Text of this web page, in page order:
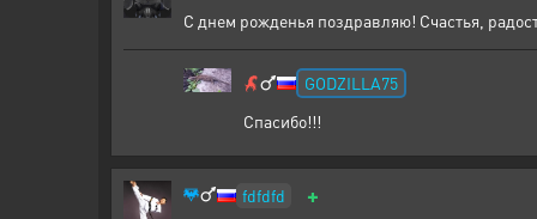
С днем рожденья поздравляю! Счастья,
GODZILLA75
Спасибо!!!
fdfdfd +